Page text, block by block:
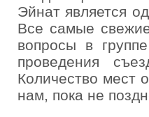
Эйнат является
Все самые
вопросы в
проведения
Количество мест
нам, пока не